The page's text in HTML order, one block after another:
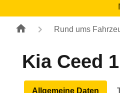
Rund ums
Kia Ceed
Allgemeine Daten